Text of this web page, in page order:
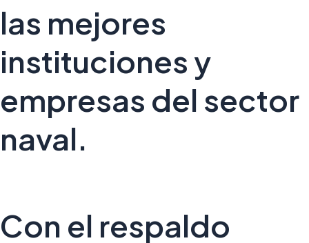
las mejores
instituciones y
empresas del sector
naval.
Con el respaldo